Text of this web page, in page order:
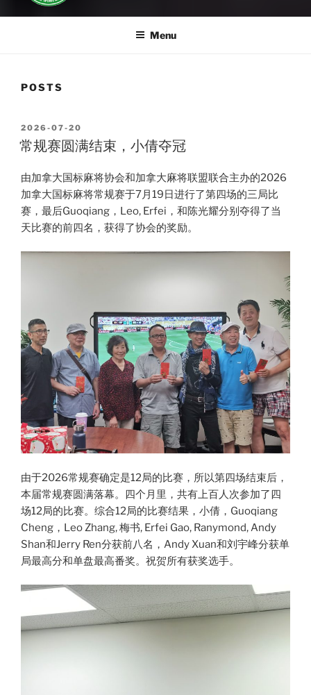
Menu
POSTS
POSTED
ON
2026-07-20
常规赛圆满结束，小倩夺冠
由加拿大国标麻将协会和加拿大麻将联盟联合主办的2026
加拿大国标麻将常规赛于7月19日进行了第四场的三局比
赛，最后Guoqiang，Leo, Erfei，和陈光耀分别夺得了当
天比赛的前四名，获得了协会的奖励。
由于2026常规赛确定是12局的比赛，所以第四场结束后，
本届常规赛圆满落幕。四个月里，共有上百人次参加了四
场12局的比赛。综合12局的比赛结果，小倩，Guoqiang
Cheng，Leo Zhang, 梅书, Erfei Gao, Ranymond, Andy
Shan和Jerry Ren分获前八名，Andy Xuan和刘宇峰分获单
局最高分和单盘最高番奖。祝贺所有获奖选手。